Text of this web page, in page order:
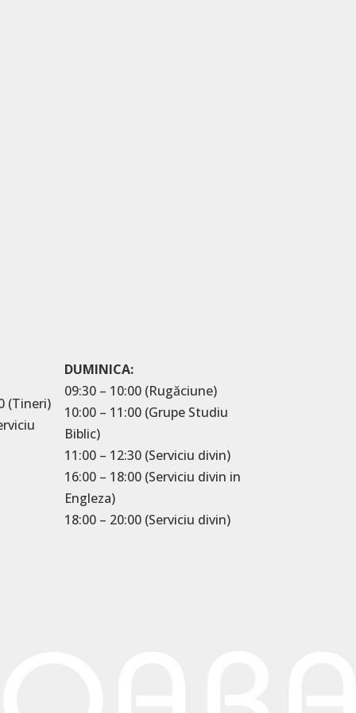
(Tineri)
DUMINICA:
09:30 – 10:00 (Rugăciune)
10:00 – 11:00 (Grupe Studiu
Biblic)
11:00 – 12:30 (Serviciu divin)
16:00 – 18:00 (Serviciu divin in
Engleza)
18:00 – 20:00 (Serviciu divin)